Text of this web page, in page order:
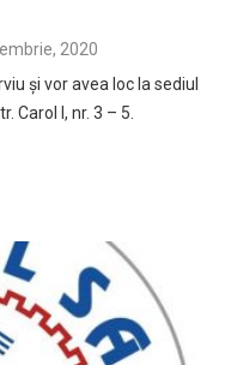
2020
și vor avea loc la sediul
Carol I, nr. 3 – 5.